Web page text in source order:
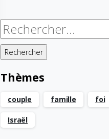
Rechercher :
Thèmes
couple famille foi
Israël